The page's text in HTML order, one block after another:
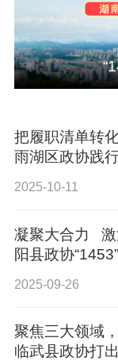
把履职清单转
雨湖区政协践
2025-10-11
凝聚大合力 激
阳县政协
2025-09-26
聚焦三大领域
临武县政协打